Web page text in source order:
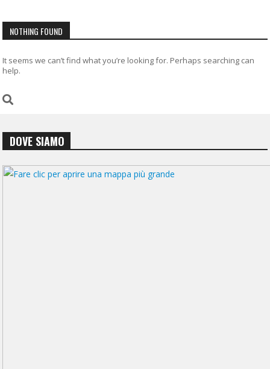
NOTHING FOUND
It seems we can’t find what you’re looking for. Perhaps searching can
help.
DOVE SIAMO